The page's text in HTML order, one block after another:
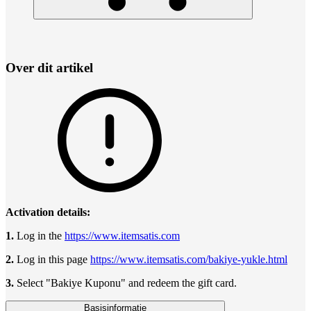
Over dit artikel
Activation details:
1. Log in the https://www.itemsatis.com
2. Log in this page https://www.itemsatis.com/bakiye-yukle.html
3. Select "Bakiye Kuponu" and redeem the gift card.
Basisinformatie